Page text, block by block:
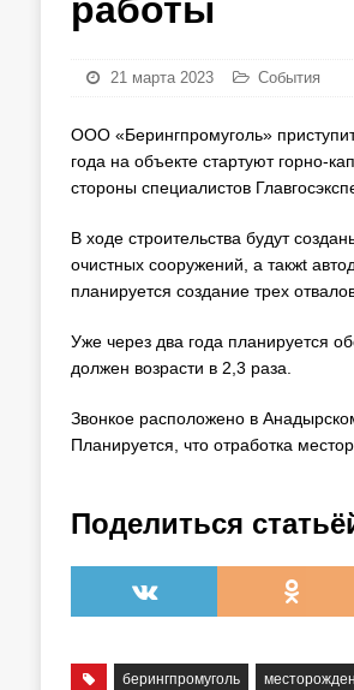
работы
21 марта 2023 События
ООО «Берингпромуголь»
года на объекте стартуют горно-
стороны специалистов
В ходе строительства будут
очистных сооружений, а такжt
планируется создание трех
Уже через два года планируется
должен возрасти в 2,3 раза.
Звонкое расположено в
Планируется, что отработка
Поделиться
берингпромуголь